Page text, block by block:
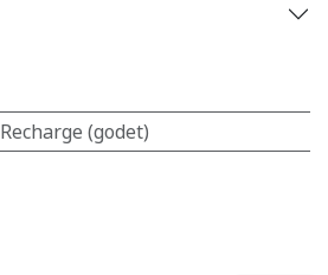
Recharge (godet)